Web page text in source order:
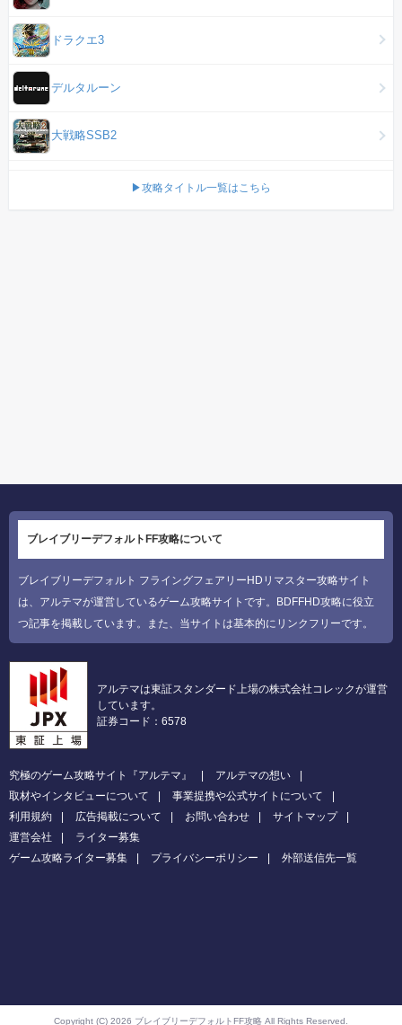
ドラクエ3
デルタルーン
大戦略SSB2
▶攻略タイトル一覧はこちら
ブレイブリーデフォルトFF攻略について
ブレイブリーデフォルト フライングフェアリーHDリマスター攻略サイト
は、アルテマが運営しているゲーム攻略サイトです。BDFFHD攻略に役立
つ記事を掲載しています。また、当サイトは基本的にリンクフリーです。
アルテマは東証スタンダード上場の株式会社コレックが運営
しています。
証券コード：6578
究極のゲーム攻略サイト『アルテマ』
アルテマの想い
取材やインタビューについて
事業提携や公式サイトについて
利用規約
広告掲載について お問い合わせ
サイトマップ
運営会社
ライター募集
ゲーム攻略ライター募集
プライバシーポリシー 外部送信先一覧
Copyright (C) 2026 ブレイブリーデフォルトFF攻略 All Rights Reserved.